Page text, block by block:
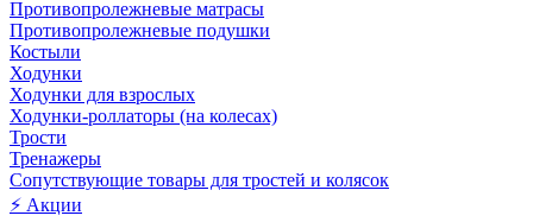
Противопролежневые матрасы
Противопролежневые подушки
Костыли
Ходунки
Ходунки для взрослых
Ходунки-роллаторы (на колесах)
Трости
Тренажеры
Сопутствующие товары для тростей и колясок
⚡ Акции